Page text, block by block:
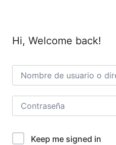
Hi, Welcome back!
Keep me signed in